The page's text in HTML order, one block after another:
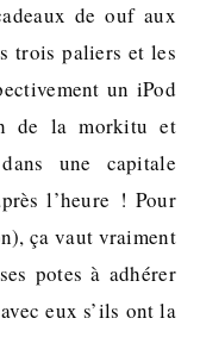
de ouf aux
trois paliers et les
un iPod
de la morkitu et
une capitale
l’heure ! Pour
ça vaut vraiment
potes à adhérer
eux s’ils ont la